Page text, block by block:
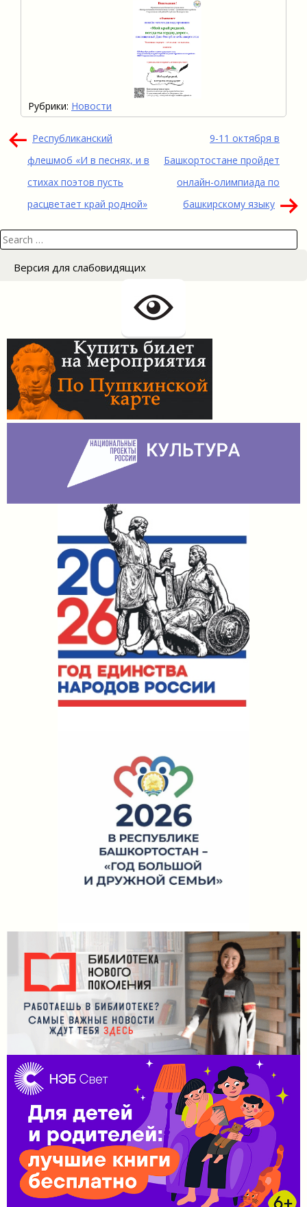
Рубрики: Новости
Навигация
по
Республиканский
флешмоб «И в песнях, и в
стихах поэтов пусть
расцветает край родной»
9-11 октября в
Башкортостане пройдет
онлайн-олимпиада по
башкирскому языку
Search
for:
Версия для слабовидящих